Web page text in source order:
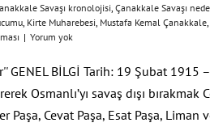
Savaşı kronolojisi, Çanakkale Savaşı
, Kirte Muharebesi, Mustafa Kemal Çanakkale,
| Yorum yok
GENEL BİLGİ Tarih: 19 Şubat 1915
Osmanlı’yı savaş dışı bırakmak
Cevat Paşa, Esat Paşa, Liman